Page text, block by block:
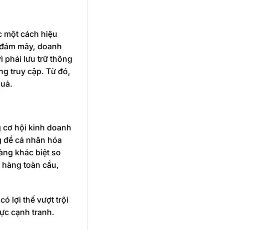
một cách hiệu
mây, doanh
phải lưu trữ thông
truy cập. Từ đó,
cơ hội kinh doanh
cá nhân hóa
khác biệt so
toàn cầu,
lợi thế vượt trội
cạnh tranh.